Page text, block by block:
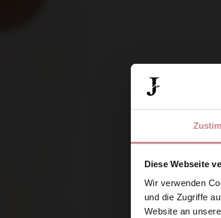
Diese Webseite
Wir verwenden
und die Zugriffe
Website an